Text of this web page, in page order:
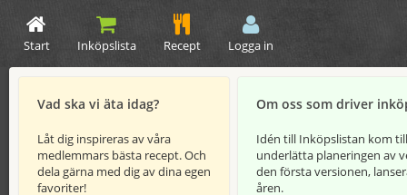
Start Inköpslista Recept Logga in
Vad ska vi äta idag?
Låt dig inspireras av våra
medlemmars bästa recept. Och
dela gärna med dig av dina egen
favoriter!
Om oss som driver
Idén till Inköpslistan kom
underlätta planeringen av
den första versionen,
åren.